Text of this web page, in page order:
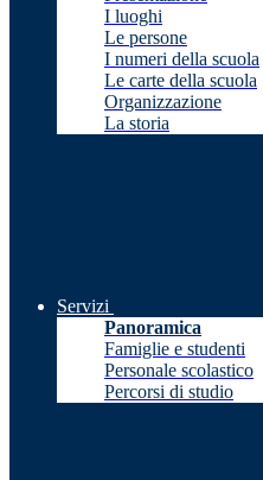
I luoghi
Le persone
I numeri della scuola
Le carte della scuola
Organizzazione
La storia
Servizi
Panoramica
Famiglie e studenti
Personale scolastico
Percorsi di studio